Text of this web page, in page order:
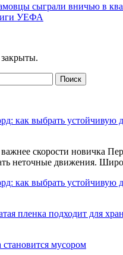
сыграли вничью в
УЕФА
как выбрать устойчивую
скорости новичка
неточные движения.
как выбрать устойчивую
пленка подходит для
становится мусором